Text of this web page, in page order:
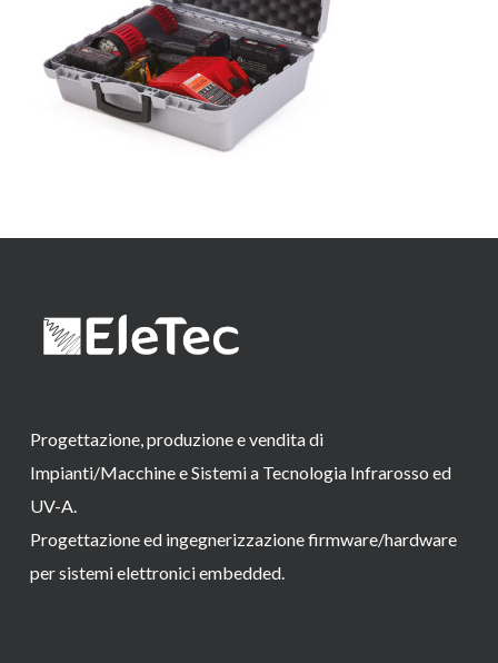
Progettazione, produzione e vendita di
Impianti/Macchine e Sistemi a Tecnologia Infrarosso ed
UV-A.
Progettazione ed ingegnerizzazione firmware/hardware
per sistemi elettronici embedded.